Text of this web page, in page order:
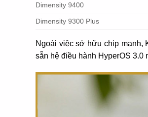
Dimensity 9400
Dimensity 9300 Plus
Ngoài việc sở hữu chip mạnh,
sẵn hệ điều hành HyperOS 3.0